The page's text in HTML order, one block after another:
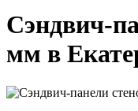
Сэндвич-
мм в